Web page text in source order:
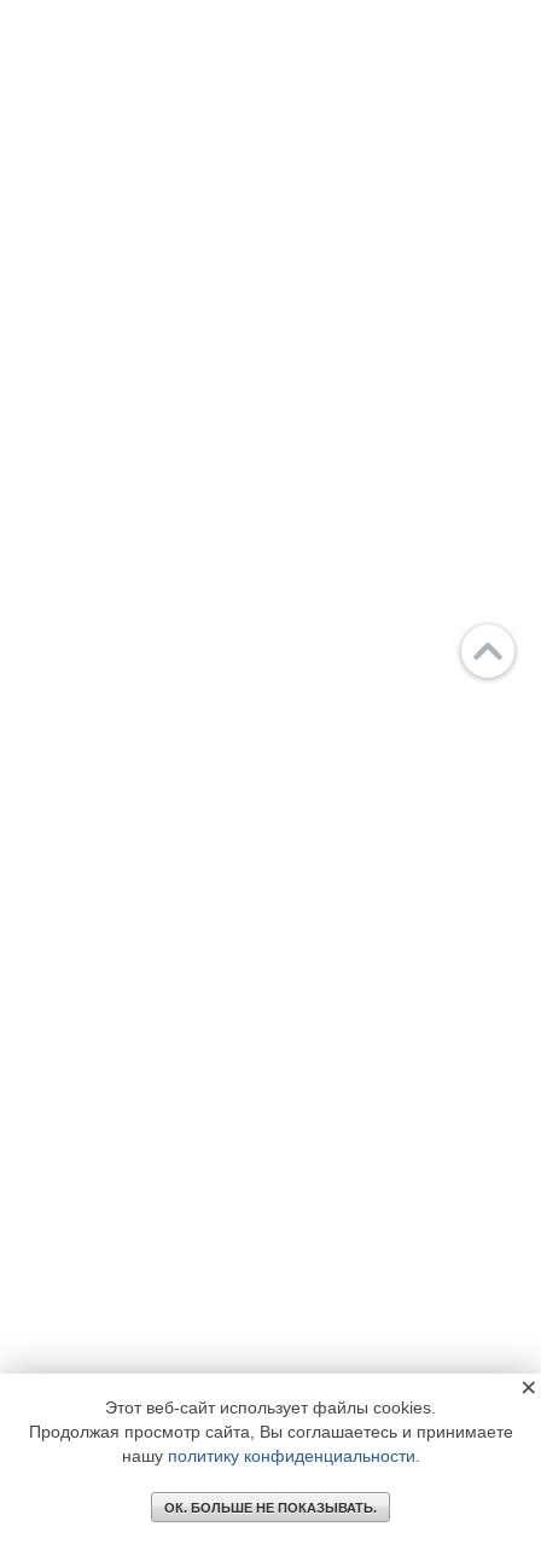
Этот веб-сайт использует файлы cookies.
Продолжая просмотр сайта, Вы соглашаетесь и принимаете
нашу политику конфиденциальности
ОК. БОЛЬШЕ НЕ ПОКАЗЫВАТЬ.
×